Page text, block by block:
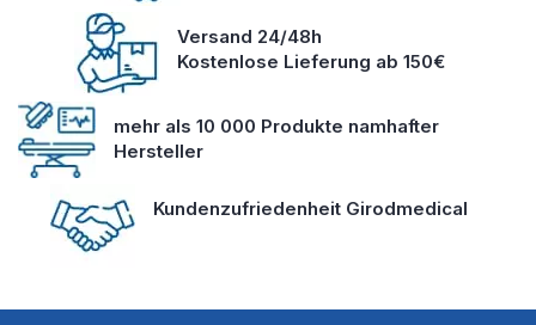
Versand 24/48h
Kostenlose Lieferung ab 150€
mehr als 10 000 Produkte namhafter
Hersteller
Kundenzufriedenheit Girodmedical